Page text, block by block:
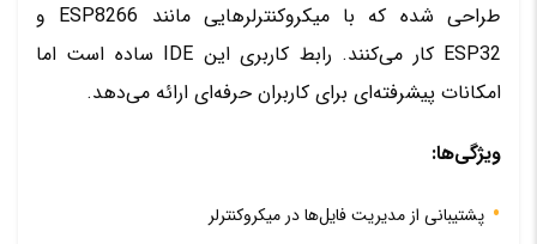
طراحی شده که با میکروکنترلرهایی مانند ESP8266 و
ESP32 کار می‌کنند. رابط کاربری این IDE ساده است اما
امکانات پیشرفته‌ای برای کاربران حرفه‌ای ارائه می‌دهد.
ویژگی‌ها:
پشتیبانی از مدیریت فایل‌ها در میکروکنترلر